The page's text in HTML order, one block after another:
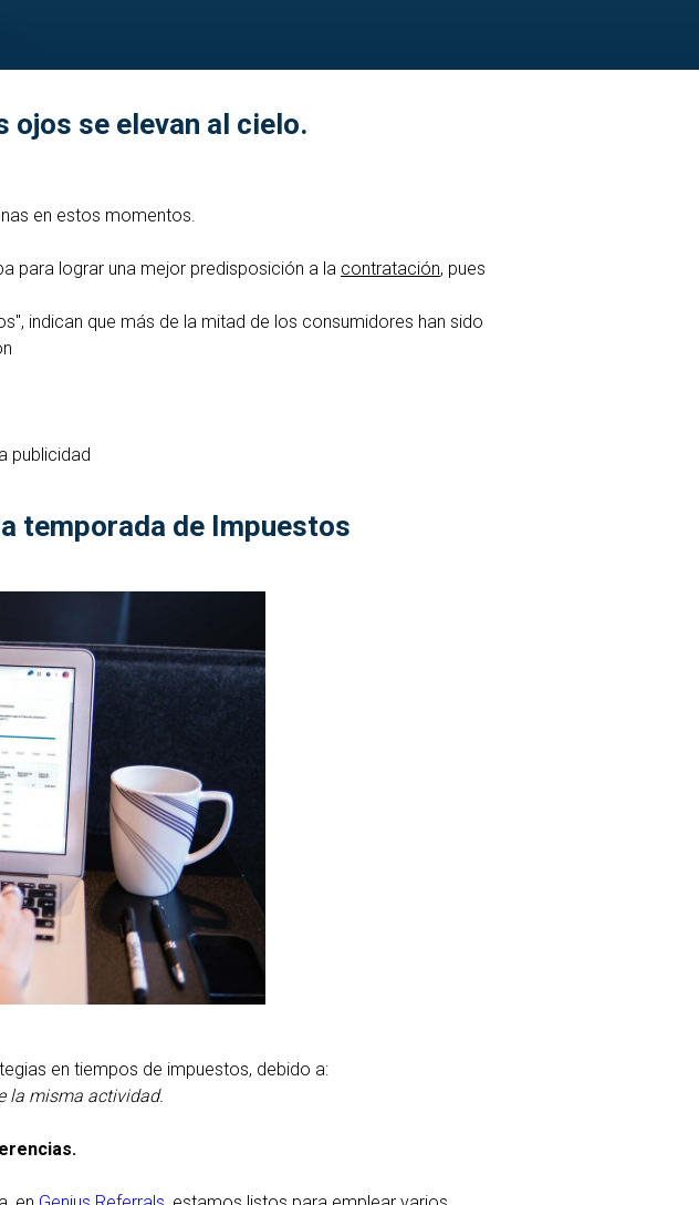
ojos se elevan al cielo.
en estos momentos.
para lograr una mejor predisposición a la contratación, pues
indican que más de la mitad de los consumidores han sido
publicidad
temporada de Impuestos
en tiempos de impuestos, debido a:
la misma actividad.